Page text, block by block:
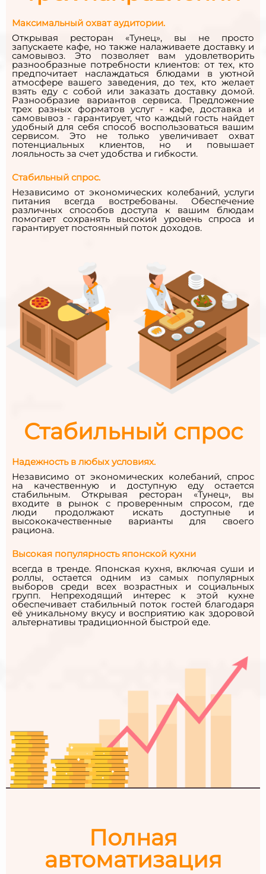
Максимальный охват аудитории.
Открывая ресторан «Тунец», вы не просто
запускаете кафе, но также налаживаете доставку и
самовывоз. Это позволяет вам удовлетворить
разнообразные потребности клиентов: от тех, кто
предпочитает наслаждаться блюдами в уютной
атмосфере вашего заведения, до тех, кто желает
взять еду с собой или заказать доставку домой.
Разнообразие вариантов сервиса. Предложение
трех разных форматов услуг - кафе, доставка и
самовывоз - гарантирует, что каждый гость найдет
удобный для себя способ воспользоваться вашим
сервисом. Это не только увеличивает охват
потенциальных клиентов, но и повышает
лояльность за счет удобства и гибкости.
Стабильный спрос.
Независимо от экономических колебаний, услуги
питания всегда востребованы. Обеспечение
различных способов доступа к вашим блюдам
помогает сохранять высокий уровень спроса и
гарантирует постоянный поток доходов.
Стабильный спрос
Надежность в любых условиях.
Независимо от экономических колебаний, спрос
на качественную и доступную еду остается
стабильным. Открывая ресторан «Тунец», вы
входите в рынок с проверенным спросом, где
люди продолжают искать доступные и
высококачественные варианты для своего
рациона.
Высокая популярность японской кухни
всегда в тренде. Японская кухня, включая суши и
роллы, остается одним из самых популярных
выборов среди всех возрастных и социальных
групп. Непреходящий интерес к этой кухне
обеспечивает стабильный поток гостей благодаря
её уникальному вкусу и восприятию как здоровой
альтернативы традиционной быстрой еде.
Полная
автоматизация